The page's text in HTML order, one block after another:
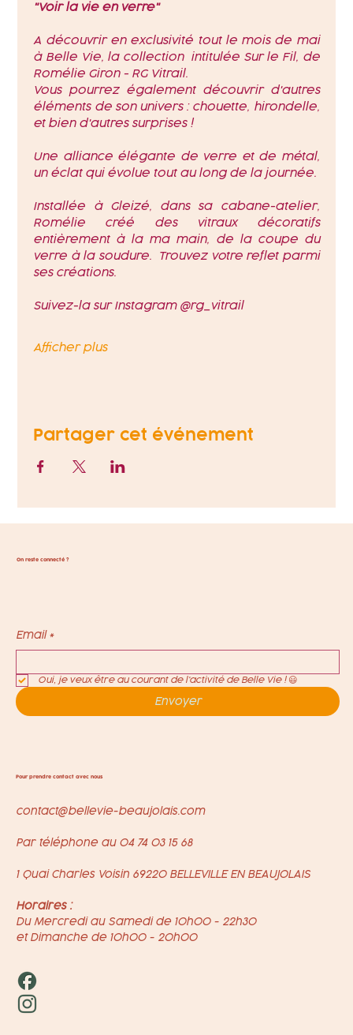
"Voir la vie en verre"
A découvrir en exclusivité tout le mois de mai
à Belle Vie, la collection  intitulée Sur le Fil, de
Romélie Giron - RG Vitrail.
Vous pourrez également découvrir d'autres
éléments de son univers : chouette, hirondelle,
et bien d'autres surprises !
Une alliance élégante de verre et de métal,
Installée à Gleizé, dans sa cabane-atelier,
Romélie créé des vitraux décoratifs
entièrement à la ma main, de la coupe du
verre à la soudure.  Trouvez votre reflet parmi
ses créations.
Suivez-la sur Instagram @rg_vitrail
Afficher plus
Partager cet événement
On reste connecté ?
Pour prendre contact avec nous
Email *
Oui, je veux être au courant de l'activité de Belle Vie ! 😃
Envoyer
contact@bellevie-beaujolais.com
Par téléphone au 04 74 03 15 68
1 Quai Charles Voisin 69220 BELLEVILLE EN BEAUJOLAIS
Horaires :
Du Mercredi au Samedi de 10h00 - 22h30
et Dimanche de 10h00 - 20h00